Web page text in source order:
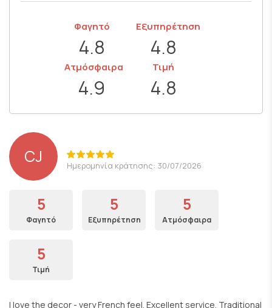
Φαγητό
4.8
Εξυπηρέτηση
4.8
Ατμόσφαιρα
4.9
Τιμή
4.8
CJ Ημερομηνία κράτησης: 30/07/2026
5
Φαγητό
5
Εξυπηρέτηση
5
Ατμόσφαιρα
5
Τιμή
I love the decor - very French feel. Excellent service. Traditional